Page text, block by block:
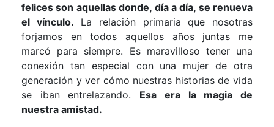
felices son aquellas donde, día a día, se renueva
el vínculo. La relación primaria que nosotras
forjamos en todos aquellos años juntas me
marcó para siempre. Es maravilloso tener una
conexión tan especial con una mujer de otra
generación y ver cómo nuestras historias de vida
se iban entrelazando. Esa era la magia de
nuestra amistad.